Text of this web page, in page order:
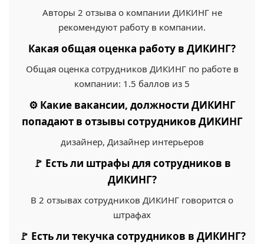
Авторы 2 отзыва о компании ДИКИНГ не
рекомендуют работу в компании.
Какая общая оценка работу в ДИКИНГ?
Общая оценка сотрудников ДИКИНГ по работе в
компании: 1.5 баллов из 5
⚙️ Какие вакансии, должности ДИКИНГ
попадают в отзывы сотрудников ДИКИНГ
дизайнер, Дизайнер интерьеров
🚩 Есть ли штрафы для сотрудников в
ДИКИНГ?
В 2 отзывах сотрудников ДИКИНГ говорится о
штрафах
🚩 Есть ли текучка сотрудников в ДИКИНГ?